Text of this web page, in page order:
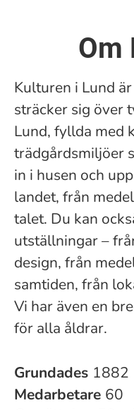
Om
Kulturen i Lund
sträcker sig över
Lund, fyllda med
trädgårdsmiljöer
in i husen och
landet, från
talet. Du kan
utställningar –
design, från
samtiden, från
Vi har även en
för alla åldrar.
Grundades 1882
Medarbetare 60